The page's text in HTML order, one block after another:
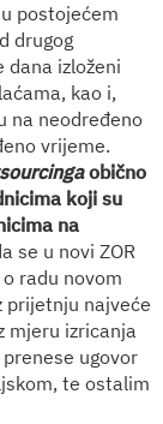
postojećem
drugog
dana izloženi
kao i,
na neodređeno
vrijeme.
obično
koji su
na
se u novi ZOR
radu novom
prijetnju najveće
mjeru izricanja
ugovor
te ostalim